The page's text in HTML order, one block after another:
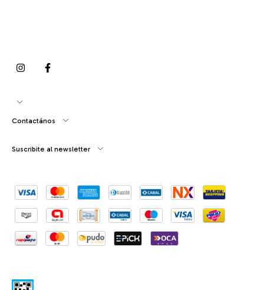
Contactános
Suscribite al newsletter